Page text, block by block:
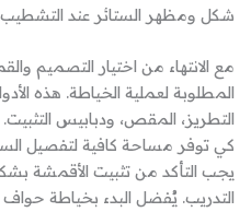
شكل ومظهر الستائر عند التشطيب
مع الانتهاء من اختيار التصميم
المطلوبة لعملية الخياطة. هذه
التطريز، المقص، ودبابيس
كي توفر مساحة كافية لتفصيل
يجب التأكد من تثبيت الأقمشة بشكل
التدريب. يُفضل البدء بخياطة